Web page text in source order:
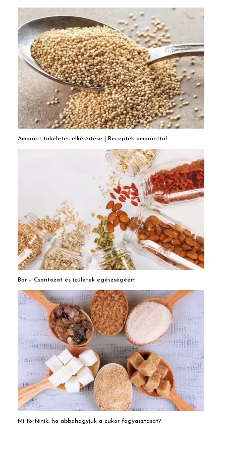
Amaránt tökéletes elkészítése | Receptek amaránttal
Bór – Csontozat és ízületek egészségéért
Mi történik, ha abbahagyjuk a cukor fogyasztását?